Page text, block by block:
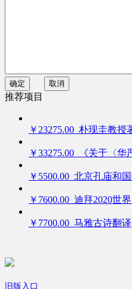
确定 取消
推荐项目
￥23275.00 朴现圭教授
￥33275.00 《关于〈华
￥5500.00 北京孔庙和
￥7600.00 迪拜2020世
￥7700.00 马雅古诗翻译
旧版入口